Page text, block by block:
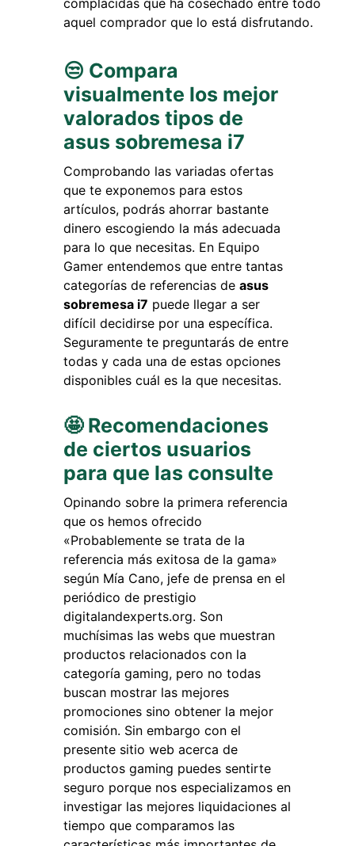
complacidas que ha cosechado entre todo
aquel comprador que lo está disfrutando.
😒 Compara
visualmente los mejor
valorados tipos de
asus sobremesa i7
Comprobando las variadas ofertas
que te exponemos para estos
artículos, podrás ahorrar bastante
dinero escogiendo la más adecuada
para lo que necesitas. En Equipo
Gamer entendemos que entre tantas
categorías de referencias de asus
sobremesa i7 puede llegar a ser
difícil decidirse por una específica.
Seguramente te preguntarás de entre
todas y cada una de estas opciones
disponibles cuál es la que necesitas.
🤩 Recomendaciones
de ciertos usuarios
para que las consulte
Opinando sobre la primera referencia
que os hemos ofrecido
«Probablemente se trata de la
referencia más exitosa de la gama»
según Mía Cano, jefe de prensa en el
periódico de prestigio
digitalandexperts.org. Son
muchísimas las webs que muestran
productos relacionados con la
categoría gaming, pero no todas
buscan mostrar las mejores
promociones sino obtener la mejor
comisión. Sin embargo con el
presente sitio web acerca de
productos gaming puedes sentirte
seguro porque nos especializamos en
investigar las mejores liquidaciones al
tiempo que comparamos las